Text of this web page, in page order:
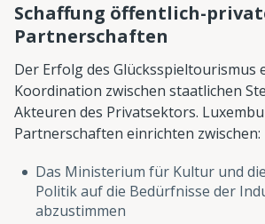
Schaffung öffentlich-
Partnerschaften
Der Erfolg des Glücksspieltourismus
Koordination zwischen staatlichen
Akteuren des Privatsektors.
Partnerschaften einrichten zwischen:
Das Ministerium für Kultur und
Politik auf die Bedürfnisse der
abzustimmen